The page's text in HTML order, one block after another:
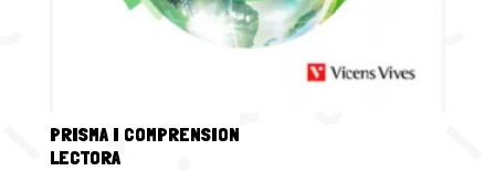
PRISMA I COMPRENSION
LECTORA